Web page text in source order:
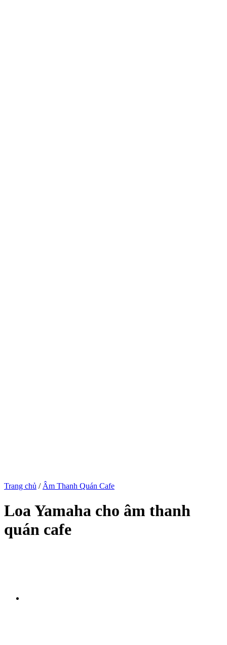
Trang chủ / Âm Thanh Quán Cafe
Loa Yamaha cho âm thanh
quán cafe